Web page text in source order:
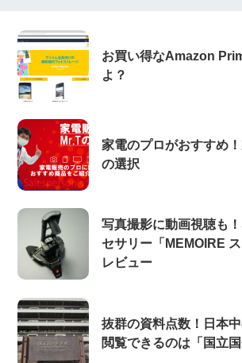
お買い得なAmazon
よ？
家電のプロがおすすめ
の選択
写真撮影に動画視聴も
セサリー「MEMOIRE ス
レビュー
抜群の資料点数！日本
閲覧できるのは「国立